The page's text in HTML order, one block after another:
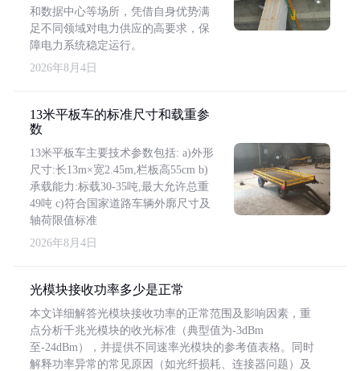
和数据中心等场所，凭借自身优势满
足不同领域对电力供应的高要求，保
障电力系统稳定运行。
2026年8月4日
13米平板车的标准尺寸和载重参
数
13米平板车主要技术参数包括: a)外形
尺寸:长13m×宽2.45m,栏板高55cm b)
承载能力:标载30-35吨,最大允许总重
49吨 c)符合国家道路车辆外廓尺寸及
轴荷限值标准
2026年8月4日
光模块接收功率多少是正常
本文详细解答光模块接收功率的正常范围及影响因素，重
点分析千兆光模块的收光标准（典型值为-3dBm
至-24dBm），并提供不同速率光模块的参考值表格。同时
解释功率异常的常见原因（如光纤损耗、连接器问题）及